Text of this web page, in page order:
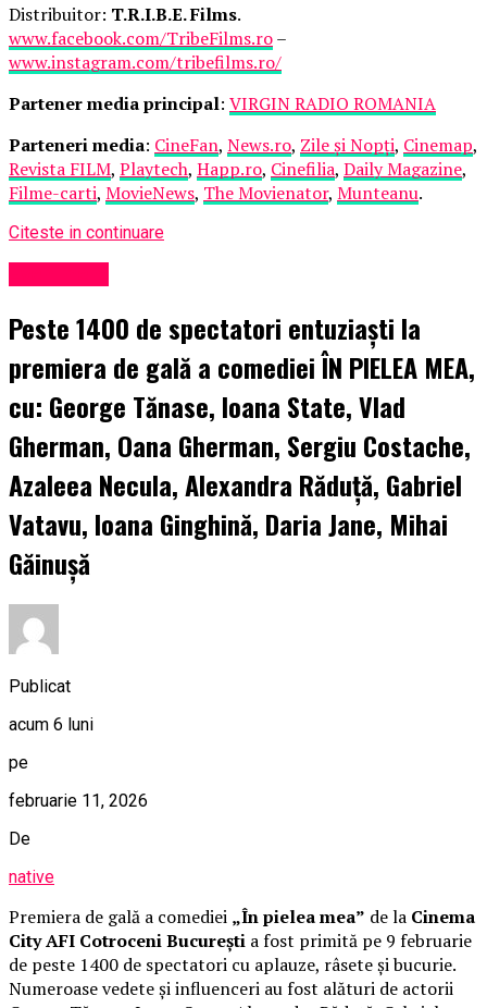
Distribuitor: T.R.I.B.E. Films.
www.facebook.com/TribeFilms.ro–
www.instagram.com/tribefilms.ro/
Partener media principal: VIRGIN RADIO ROMANIA
Parteneri media: CineFan, News.ro, Zile și Nopți, Cinemap,
Revista FILM, Playtech, Happ.ro, Cinefilia, Daily Magazine,
Filme-carti, MovieNews, The Movienator, Munteanu.
Citeste in continuare
Peste 1400 de spectatori entuziaști la
premiera de gală a comediei ÎN PIELEA MEA,
cu: George Tănase, Ioana State, Vlad
Gherman, Oana Gherman, Sergiu Costache,
Azaleea Necula, Alexandra Răduță, Gabriel
Vatavu, Ioana Ginghină, Daria Jane, Mihai
Găinușă
Publicat
acum 6 luni
pe
februarie 11, 2026
De
native
Premiera de gală a comediei „În pielea mea” de la Cinema
City AFI Cotroceni București a fost primită pe 9 februarie
de peste 1400 de spectatori cu aplauze, râsete și bucurie.
Numeroase vedete și influenceri au fost alături de actorii